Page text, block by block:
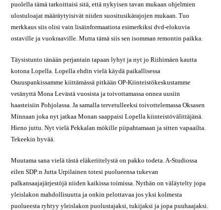
puolella tämä tarkoittaisi sitä, että nykyisen tavan mukaan ohjelmien
ulostuloajat määräytyisivät niiden suositusikärajojen mukaan. Tuo
merkkaus siis olisi vain lisäinformaatiota esimerkiksi dvd-elokuvia
ostaville ja vuokraaville. Mutta tämä siis sen isomman remontin paikka.
Täysistunto tänään perjantain tapaan lyhyt ja nyt jo Riihimäen kautta
kotona Lopella. Lopella ehdin vielä käydä paikallisessa
Osuuspankissamme kiittämässä pitkään OP-Kiinteistökeskustamme
vetänyttä Mona Levästä vuosista ja toivottamassa onnea uusiin
haasteisiin Pohjolassa. Ja samalla tervetulleeksi toivottelemassa Oksasen
Minnaan joka nyt jatkaa Monan saappaisi Lopella kiinteistövälittäjänä.
Hieno juttu. Nyt vielä Pekkalan mökille piipahtamaan ja sitten vapaailta.
Tekeekin hyvää.
Muutama sana vielä tästä eläkeriitelystä on pakko todeta. A-Studiossa
eilen SDP:n Jutta Urpilainen totesi puolueensa tukevan
palkansaajajärjestöjä niiden kaikissa toimissa. Nythän on väläytelty jopa
yleislakon mahdollisuutta ja onkin pelottavaa jos yksi kolmesta
puolueesta ryhtyy yleislakon puolustajaksi, tukijaksi ja jopa puuhaajaksi.